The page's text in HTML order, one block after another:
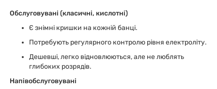
Обслуговувані (класичні, кислотні)
Є знімні кришки на кожній банці.
Потребують регулярного контролю рівня електроліту.
Дешевші, легко відновлюються, але не люблять
глибоких розрядів.
Напівобслуговувані